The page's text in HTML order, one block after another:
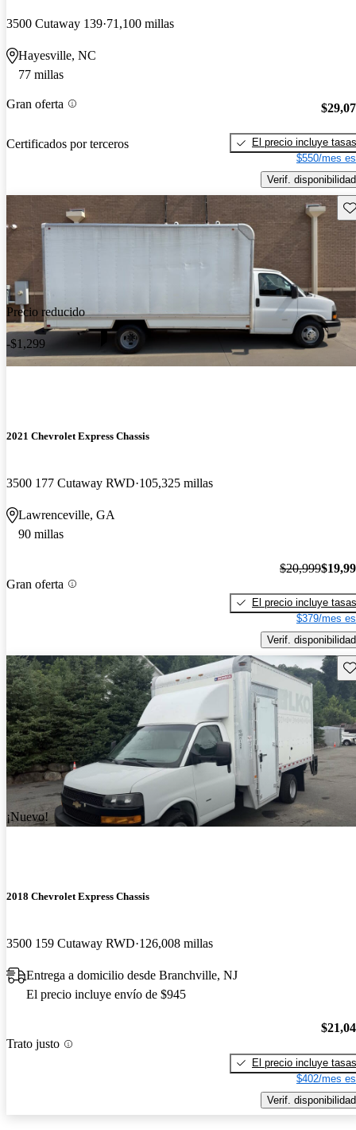
3500 Cutaway 139 71,100 millas
Hayesville, NC
77 millas
Gran oferta
Certificados por terceros
El precio incluye tasas
$550/mes
Verif. disponibilidad
Precio reducido
-$1,299
2021 Chevrolet Express Chassis
3500 177 Cutaway RWD 105,325 millas
Lawrenceville, GA
90 millas
Gran oferta
$20,999
El precio incluye tasas
$379/mes
Verif. disponibilidad
¡Nuevo!
2018 Chevrolet Express Chassis
3500 159 Cutaway RWD 126,008 millas
Entrega a domicilio desde Branchville, NJ
El precio incluye envío de $945
Trato justo
El precio incluye tasas
$402/mes
Verif. disponibilidad